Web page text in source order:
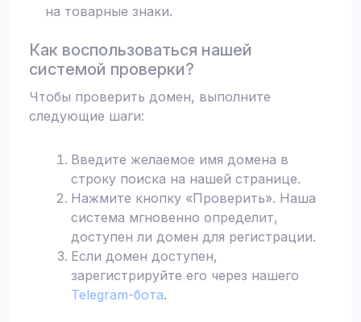
на товарные знаки.
Как воспользоваться нашей
системой проверки?
Чтобы проверить домен, выполните
следующие шаги:
Введите желаемое имя домена в
строку поиска на нашей странице.
Нажмите кнопку «Проверить». Наша
система мгновенно определит,
доступен ли домен для регистрации.
Если домен доступен,
зарегистрируйте его через нашего
Telegram-бота.